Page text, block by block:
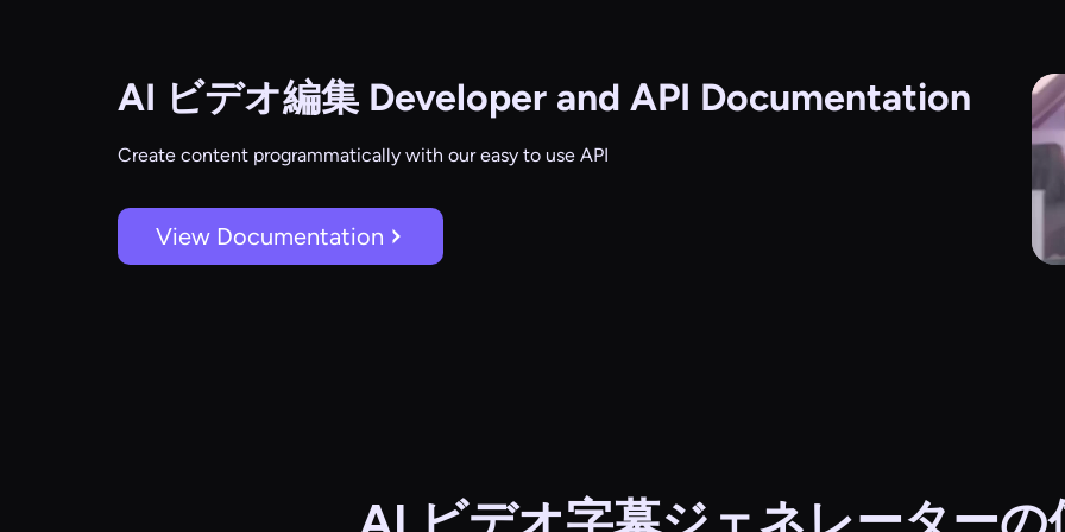
AI ビデオ編集 Developer and API Documentation
Create content programmatically with our easy to use API
View Documentation